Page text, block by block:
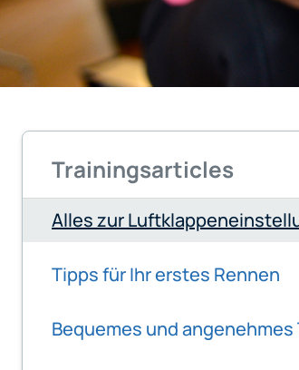
Trainingsarticles
Alles zur
Tipps für Ihr erstes Rennen
Bequemes und angenehmes